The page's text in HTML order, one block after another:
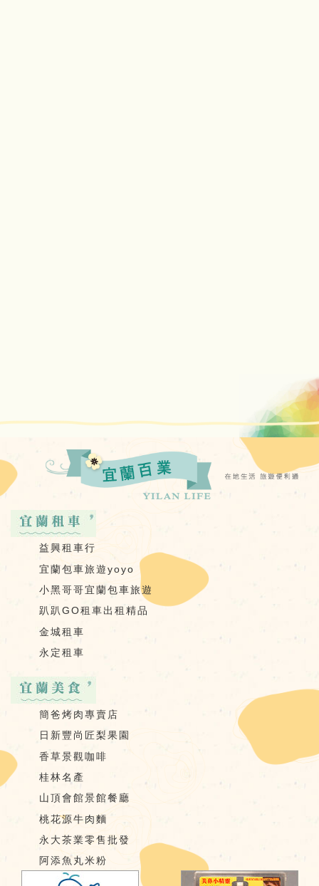
益興租車行
宜蘭包車旅遊yoyo
小黑哥哥宜蘭包車旅遊
趴趴GO租車出租精品
金城租車
永定租車
簡爸烤肉專賣店
日新豐尚匠梨果園
香草景觀咖啡
桂林名產
山頂會館景館餐廳
桃花源牛肉麵
永大茶業零售批發
阿添魚丸米粉